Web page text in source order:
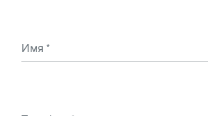
Имя *